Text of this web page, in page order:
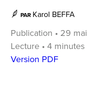
PAR Karol BEFFA
Publication • 29
Lecture • 4 minutes
Version PDF